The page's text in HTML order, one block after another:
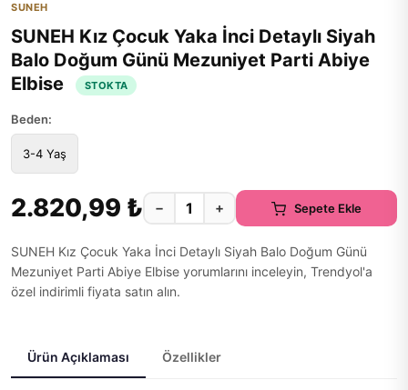
SUNEH
SUNEH Kız Çocuk Yaka İnci Detaylı Siyah
Balo Doğum Günü Mezuniyet Parti Abiye
Elbise
STOKTA
Beden:
3-4 Yaş
2.820,99 ₺ − + Sepete Ekle
SUNEH Kız Çocuk Yaka İnci Detaylı Siyah Balo Doğum Günü
Mezuniyet Parti Abiye Elbise yorumlarını inceleyin, Trendyol'a
özel indirimli fiyata satın alın.
Ürün Açıklaması Özellikler